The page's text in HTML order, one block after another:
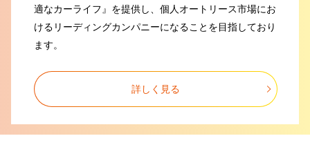
られた地域の皆さまへ
2025.10.10
令和7年台風第22号等に伴う災害により被害を受けられた地域の皆さまへ
2025.09.16
さまへ
適なカーライフ』を提供し、 個人オートリース市場にお
けるリーディングカンパニーになることを目指しており
ます。
詳しく見る